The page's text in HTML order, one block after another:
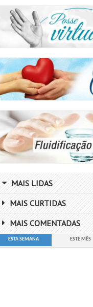
MAIS LIDAS
MAIS CURTIDAS
MAIS COMENTADAS
ESTA SEMANA ESTE MÊS